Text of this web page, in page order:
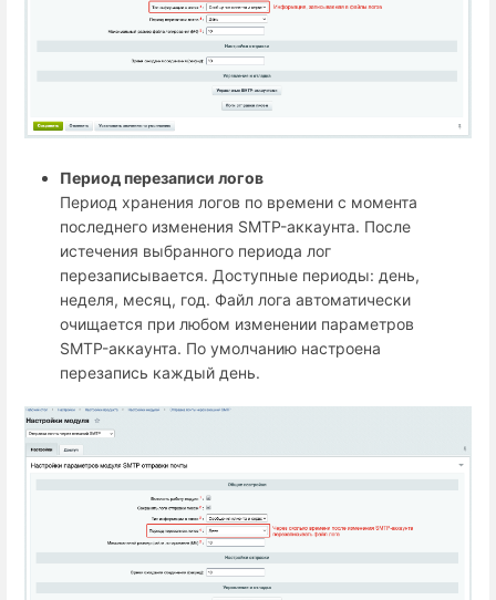
Период перезаписи логов
Период хранения логов по времени с момента
последнего изменения SMTP-аккаунта. После
истечения выбранного периода лог
перезаписывается. Доступные периоды: день,
неделя, месяц, год. Файл лога автоматически
очищается при любом изменении параметров
SMTP-аккаунта. По умолчанию настроена
перезапись каждый день.